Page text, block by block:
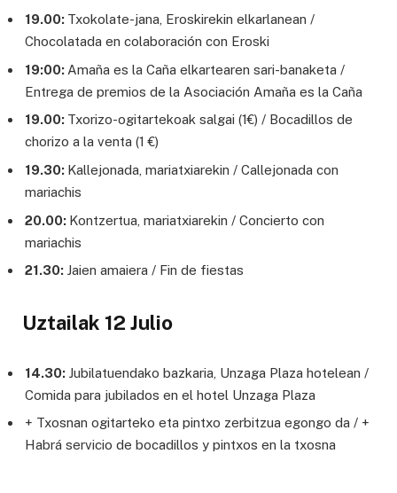
19.00: Txokolate-jana, Eroskirekin elkarlanean /
Chocolatada en colaboración con Eroski
19:00: Amaña es la Caña elkartearen sari-banaketa /
Entrega de premios de la Asociación Amaña es la Caña
19.00: Txorizo-ogitartekoak salgai (1€) / Bocadillos de
chorizo a la venta (1 €)
19.30: Kallejonada, mariatxiarekin / Callejonada con
mariachis
20.00: Kontzertua, mariatxiarekin / Concierto con
mariachis
21.30: Jaien amaiera / Fin de fiestas
Uztailak 12 Julio
14.30: Jubilatuendako bazkaria, Unzaga Plaza hotelean /
Comida para jubilados en el hotel Unzaga Plaza
+ Txosnan ogitarteko eta pintxo zerbitzua egongo da / +
Habrá servicio de bocadillos y pintxos en la txosna